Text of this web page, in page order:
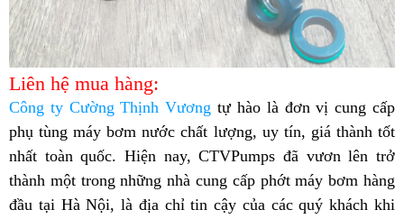
Liên hệ mua hàng:
Công ty Cường Thịnh Vương tự hào là đơn vị cung cấp
phụ tùng máy bơm nước chất lượng, uy tín, giá thành tốt
nhất toàn quốc. Hiện nay, CTVPumps đã vươn lên trở
thành một trong những nhà cung cấp phớt máy bơm hàng
đầu tại Hà Nội, là địa chỉ tin cậy của các quý khách khi